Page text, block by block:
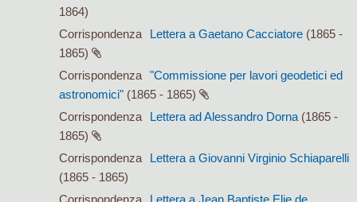
1864)
Corrispondenza
Lettera a Gaetano Cacciatore (1865 -
1865)
Corrispondenza
"Commissione per lavori geodetici ed
astronomici" (1865 - 1865)
Corrispondenza
Lettera ad Alessandro Dorna (1865 -
1865)
Corrispondenza
Lettera a Giovanni Virginio Schiaparelli
(1865 - 1865)
Corrispondenza
Lettera a Jean Baptiste Elie de